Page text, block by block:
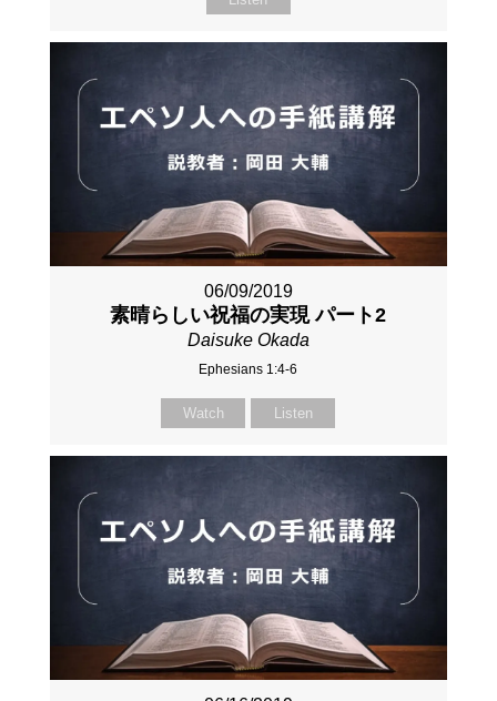
06/09/2019
素晴らしい祝福の実現 パート2
Daisuke Okada
Ephesians 1:4-6
Watch Listen